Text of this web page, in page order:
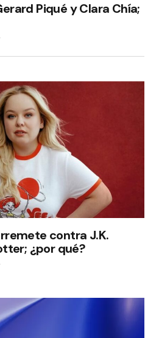
Piqué y Clara Chía;
contra J.K.
¿por qué?